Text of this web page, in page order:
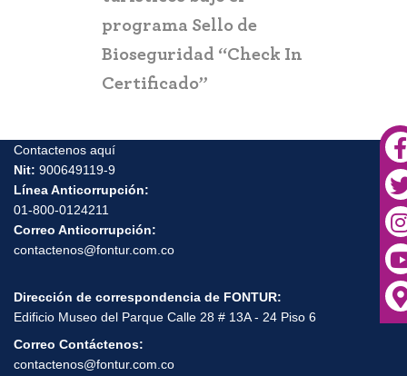
Contactenos aquí
900649119-9
01-800-0124211
Dirección de correspondencia de FONTUR:
Edificio Museo del Parque Calle 28 # 13A - 24 Piso 6
Correo Contáctenos:
contactenos@fontur.com.co
notificaciones.judiciales@fiducoldex.com.co
Horario de atención:
de 8 AM a 5:00 PM - Bogotá, Colombia.